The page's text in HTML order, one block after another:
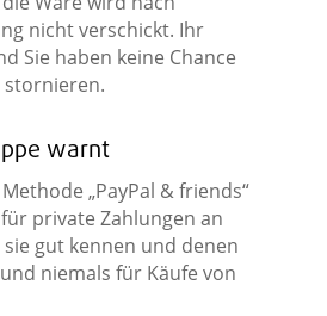
nicht verschickt. Ihr
Sie haben keine Chance
stornieren.
warnt
„PayPal & friends“
private Zahlungen an
gut kennen und denen
niemals für Käufe von